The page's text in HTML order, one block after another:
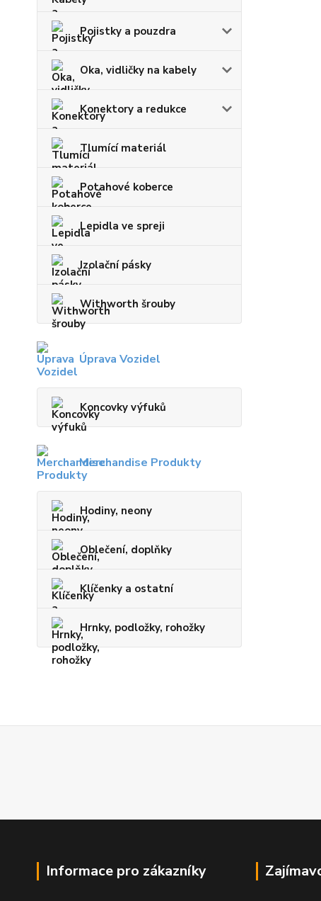
Pojistky a pouzdra
Oka, vidličky na kabely
Konektory a redukce
Tlumící materiál
Potahové koberce
Lepidla ve spreji
Izolační pásky
Withworth šrouby
Úprava Vozidel
Koncovky výfuků
Merchandise Produkty
Hodiny, neony
Oblečení, doplňky
Klíčenky a ostatní
Hrnky, podložky, rohožky
Informace pro zákazníky